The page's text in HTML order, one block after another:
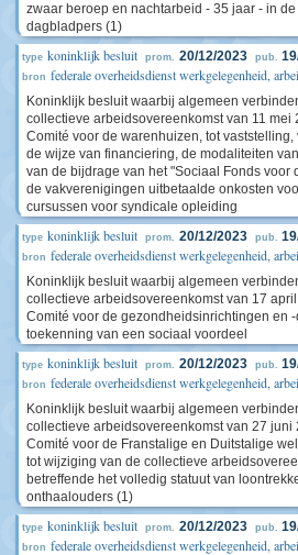
zwaar beroep en nachtarbeid - 35 jaar - in
dagbladpers (1)
type koninklijk besluit prom. 20/12/2023 pub.
bron federale overheidsdienst werkgelegenheid,
Koninklijk besluit waarbij algemeen
collectieve arbeidsovereenkomst van 11 mei
Comité voor de warenhuizen, tot
de wijze van financiering, de modaliteiten
van de bijdrage van het "Sociaal Fonds voor
de vakverenigingen uitbetaalde onkosten
cursussen voor syndicale opleiding
type koninklijk besluit prom. 20/12/2023 pub.
bron federale overheidsdienst werkgelegenheid,
Koninklijk besluit waarbij algemeen
collectieve arbeidsovereenkomst van 17
Comité voor de gezondheidsinrichtingen en
toekenning van een sociaal voordeel
type koninklijk besluit prom. 20/12/2023 pub.
bron federale overheidsdienst werkgelegenheid,
Koninklijk besluit waarbij algemeen
collectieve arbeidsovereenkomst van 27 juni
Comité voor de Franstalige en Duitstalige
tot wijziging van de collectieve
betreffende het volledig statuut van
onthaalouders (1)
type koninklijk besluit prom. 20/12/2023 pub.
bron federale overheidsdienst werkgelegenheid,